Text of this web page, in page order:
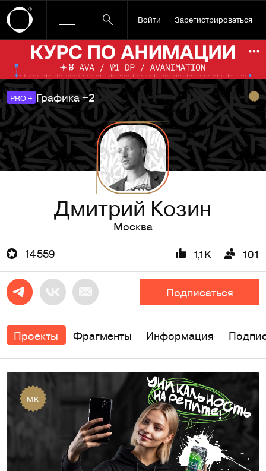
Войти Зарегистрироваться
Ссылка баннера
PRO + Графика +2
Дмитрий Козин
Москва
14 559
1,1K 101
Подписаться
Проекты Фрагменты Информация
MK